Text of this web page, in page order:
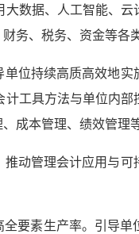
数据、人工智能、
务、税务、资金等各
位持续高质高效地
工具方法与单位内
成本管理、绩效管理
动管理会计应用与
要素生产率。引导单